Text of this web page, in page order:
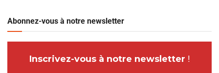
Abonnez-vous à notre newsletter
Inscrivez-vous à notre newsletter !